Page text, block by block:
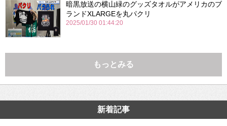
暗黒放送の横山緑のグッズタオルがアメリカのブ
ランドXLARGEを丸パクリ
2025/01/30 01:44:20
もっとみる
新着記事